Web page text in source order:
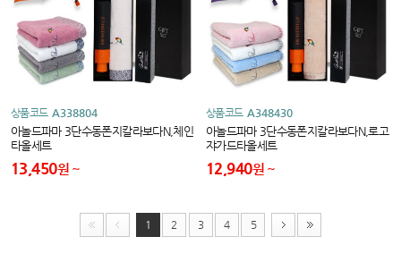
상품코드 A338804
아놀드파마 3단수동폰지칼라보다N,체인
타올세트
13,450원
상품코드 A348430
아놀드파마 3단수동폰지칼라보다N,로고
쟈가드타올세트
12,940원
1 2 3 4 5